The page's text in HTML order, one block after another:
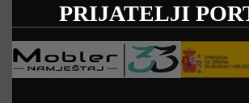
PRIJATELJI